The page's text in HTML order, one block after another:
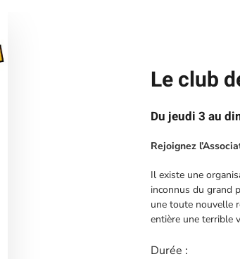
Le club
Du jeudi 3 au
Rejoignez
Il existe une
inconnus du grand
une toute nouvelle
entière une terrible
Durée :